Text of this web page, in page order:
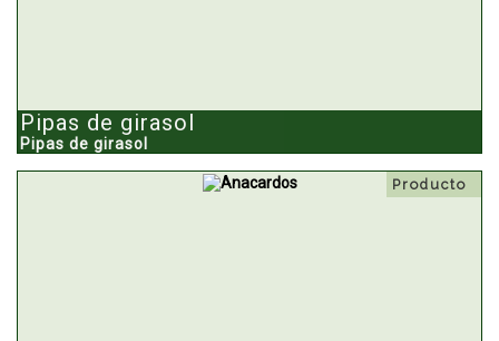
Pipas de girasol
Pipas de girasol
Producto